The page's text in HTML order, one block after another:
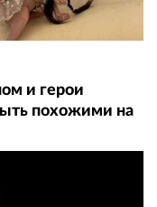
и герои
похожими на